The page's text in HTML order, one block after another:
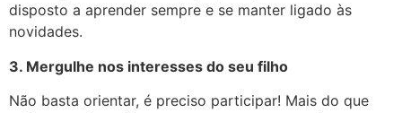
disposto a aprender sempre e se manter ligado às
novidades.
3. Mergulhe nos interesses do seu filho
Não basta orientar, é preciso participar! Mais do que